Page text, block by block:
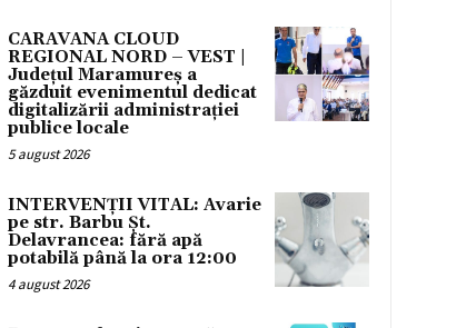
CARAVANA CLOUD
REGIONAL NORD – VEST |
Județul Maramureș a
găzduit evenimentul dedicat
digitalizării administrației
publice locale
5 august 2026
INTERVENȚII VITAL: Avarie
pe str. Barbu Șt.
Delavrancea: fără apă
potabilă până la ora 12:00
4 august 2026